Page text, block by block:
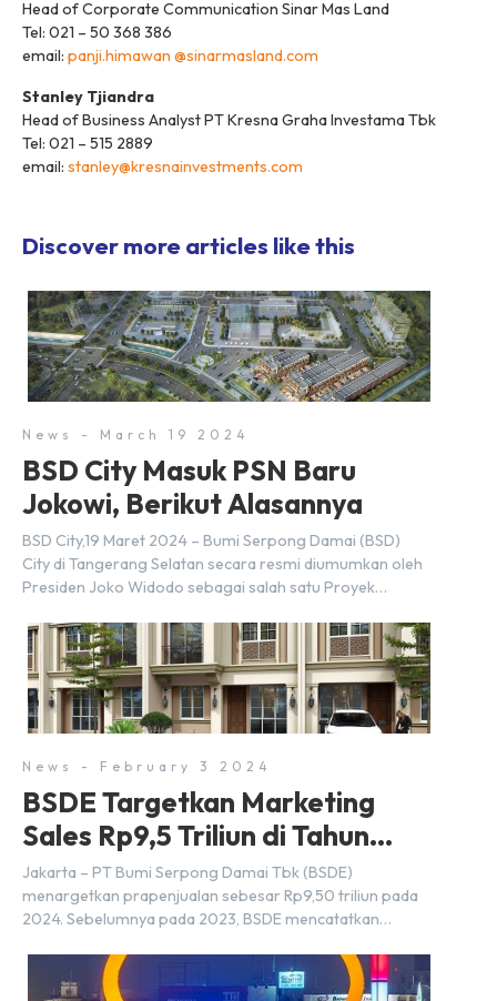
Head of Corporate Communication Sinar Mas Land
Tel: 021 – 50 368 386
email: panji.himawan @sinarmasland.com
Stanley Tjiandra
Head of Business Analyst PT Kresna Graha Investama Tbk
Tel: 021 – 515 2889
email: stanley@kresnainvestments.com
Discover more articles like this
News - March 19 2024
BSD City Masuk PSN Baru
Jokowi, Berikut Alasannya
BSD City,19 Maret 2024 – Bumi Serpong Damai (BSD)
City di Tangerang Selatan secara resmi diumumkan oleh
Presiden Joko Widodo sebagai salah satu Proyek
dibuat oleh Menteri Koordinator Bidang Perekonomian,
Airlangga Hartarto, setelah Rapat Terbatas (ratas)
bersama Jokowi di Istana Kepresidenan pada hari Senin,
18 Maret 2024. Selain […]
News - February 3 2024
BSDE Targetkan Marketing
Sales Rp9,5 Triliun di Tahun
2024
Jakarta – PT Bumi Serpong Damai Tbk (BSDE)
menargetkan prapenjualan sebesar Rp9,50 triliun pada
2024. Sebelumnya pada 2023, BSDE mencatatkan
melampaui target prapenjualan sebesar Rp8,80 triliun.
Menurut Direktur BSDE Hermawan Wijaya menghadapi